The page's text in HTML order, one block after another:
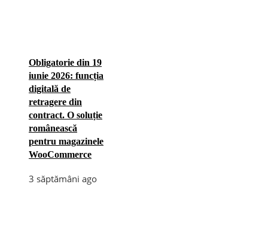
Obligatorie din 19
iunie 2026: funcția
digitală de
retragere din
contract. O soluție
românească
pentru magazinele
WooCommerce
3 săptămâni ago